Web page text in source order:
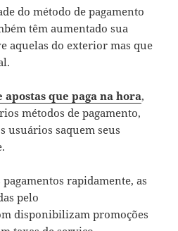
do método de pagamento
têm aumentado sua
aquelas do exterior mas que
apostas que paga na hora,
métodos de pagamento,
usuários saquem seus
rapidamente, as
pelo
disponibilizam promoções